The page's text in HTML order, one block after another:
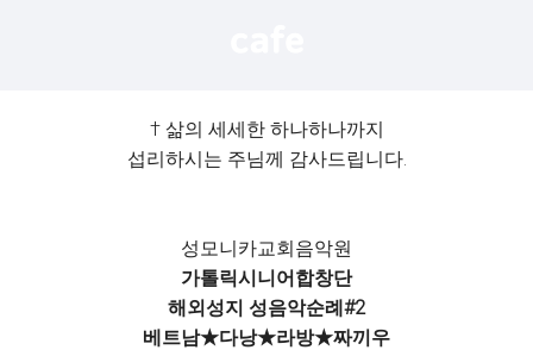
† 삶의 세세한 하나하나까지
섭리하시는 주님께 감사드립니다.
성모니카교회음악원
가톨릭시니어합창단
해외성지 성음악순례#2
베트남★다낭★라방★짜끼우